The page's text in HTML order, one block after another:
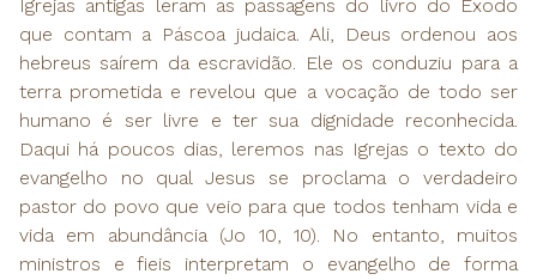
Igrejas antigas leram as passagens do livro do Êxodo
que contam a Páscoa judaica. Ali, Deus ordenou aos
hebreus saírem da escravidão. Ele os conduziu para a
terra prometida e revelou que a vocação de todo ser
humano é ser livre e ter sua dignidade reconhecida.
Daqui há poucos dias, leremos nas Igrejas o texto do
evangelho no qual Jesus se proclama o verdadeiro
pastor do povo que veio para que todos tenham vida e
vida em abundância (Jo 10, 10). No entanto, muitos
ministros e fieis interpretam o evangelho de forma